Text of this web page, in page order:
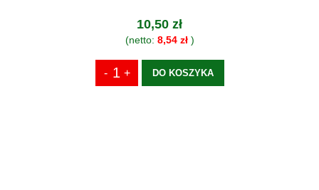
10,50 zł
(netto: 8,54 zł)
DO KOSZYKA